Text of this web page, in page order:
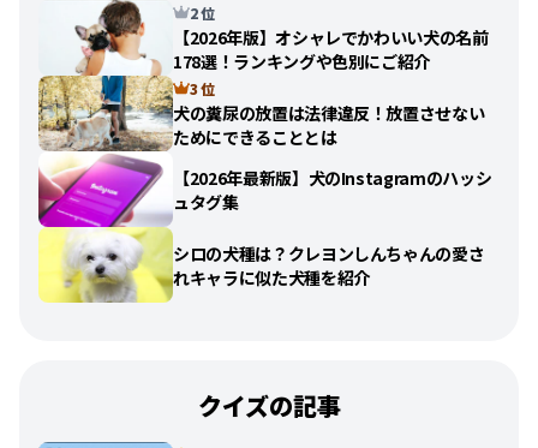
2 位
【2026年版】オシャレでかわいい犬の名前
178選！ランキングや色別にご紹介
3 位
犬の糞尿の放置は法律違反！放置させない
ためにできることとは
【2026年最新版】犬のInstagramのハッシ
ュタグ集
シロの犬種は？クレヨンしんちゃんの愛さ
れキャラに似た犬種を紹介
クイズの記事